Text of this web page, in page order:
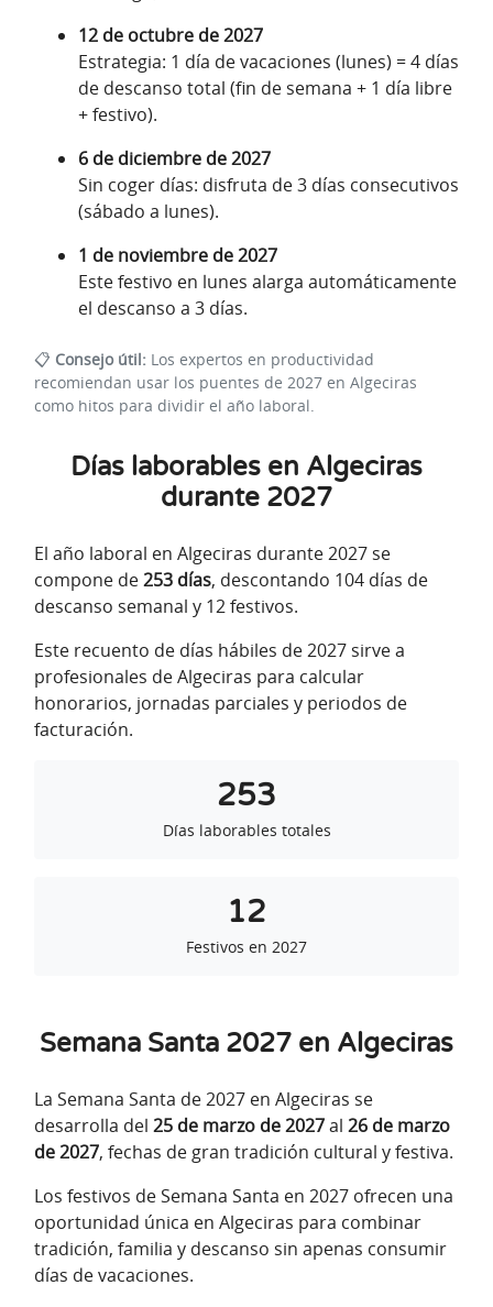
12 de octubre de 2027
Estrategia: 1 día de vacaciones (lunes) = 4 días
de descanso total (fin de semana + 1 día libre
+ festivo).
6 de diciembre de 2027
Sin coger días: disfruta de 3 días consecutivos
(sábado a lunes).
1 de noviembre de 2027
Este festivo en lunes alarga automáticamente
el descanso a 3 días.
📋 Consejo útil: Los expertos en productividad
recomiendan usar los puentes de 2027 en Algeciras
como hitos para dividir el año laboral.
Días laborables en Algeciras
durante 2027
El año laboral en Algeciras durante 2027 se
compone de253 días, descontando 104 días de
descanso semanal y 12 festivos.
Este recuento de días hábiles de 2027 sirve a
profesionales de Algeciras para calcular
honorarios, jornadas parciales y periodos de
facturación.
253
Días laborables totales
12
Festivos en 2027
Semana Santa 2027 en Algeciras
La Semana Santa de 2027 en Algeciras se
desarrolla del 25 de marzo de 2027al 26 de marzo
de 2027, fechas de gran tradición cultural y festiva.
Los festivos de Semana Santa en 2027 ofrecen una
oportunidad única en Algeciras para combinar
tradición, familia y descanso sin apenas consumir
días de vacaciones.